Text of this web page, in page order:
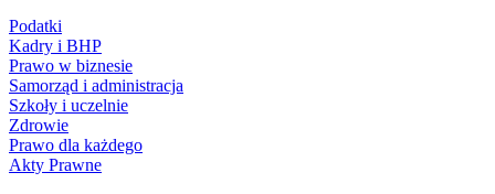
Podatki
Kadry i BHP
Prawo w biznesie
Samorząd i administracja
Szkoły i uczelnie
Zdrowie
Prawo dla każdego
Akty Prawne